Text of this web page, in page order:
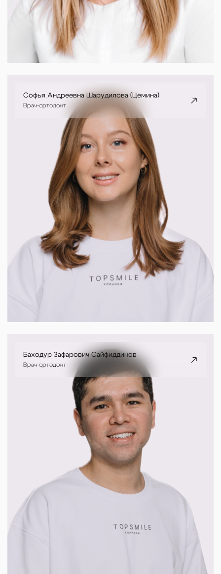
Софья Андреевна Шарудилова (Цемина)
Врач-ортодонт
Баходур Зафарович Сайфиддинов
Врач-ортодонт